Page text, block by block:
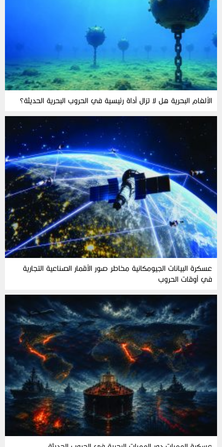
الألغام‭ ‬البحرية‭ ‬هل‭ ‬لا‭ ‬تزال‭ ‬أداة‭ ‬رئيسية‭ ‬في‭ ‬الحروب‭ ‬البحرية‭ ‬الحديثة؟
عسكرة البيانات الجيومكانية مخاطر صور الأقمار الصناعية التجارية
في أوقات الحروب